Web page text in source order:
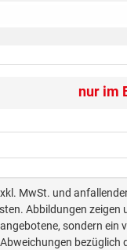
nur im
MwSt. und
Abbildungen zeigen
sondern ein
bezüglich